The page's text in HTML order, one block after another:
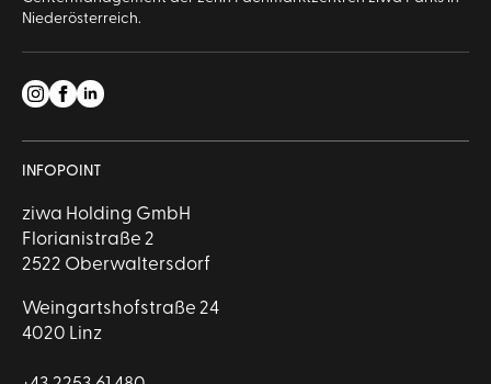
Niederösterreich.
INFOPOINT
ziwa Holding GmbH
Florianistraße 2
2522 Oberwaltersdorf
Weingartshofstraße 24
4020 Linz